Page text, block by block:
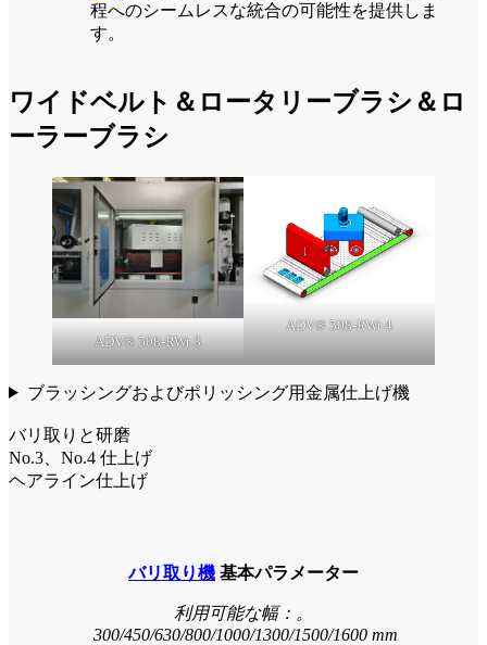
程へのシームレスな統合の可能性を提供しま
す。
ワイドベルト＆ロータリーブラシ＆ロ
ーラーブラシ
ADV® 508-RWr 3
ADV® 508-RWr 4
ブラッシングおよびポリッシング用金属仕上げ機
バリ取りと研磨
No.3、No.4 仕上げ
ヘアライン仕上げ
バリ取り機 基本パラメーター
利用可能な幅：。
300/450/630/800/1000/1300/1500/1600 mm